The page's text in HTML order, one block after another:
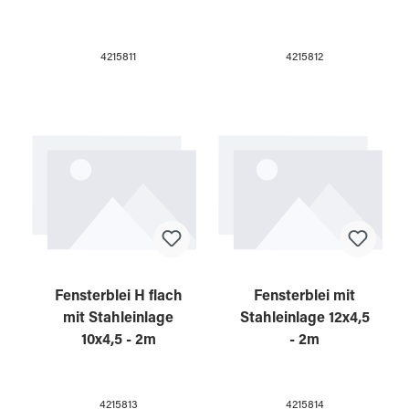
4215811 4215812
Fensterblei H flach
mit Stahleinlage
10x4,5 - 2m
4215813
Fensterblei mit
Stahleinlage 12x4,5
- 2m
4215814